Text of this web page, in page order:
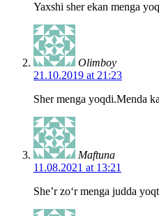
Yaxshi sher ekan menga
Olimboy
21.10.2019 at 21:23
Sher menga yoqdi.Menda
Maftuna
11.08.2021 at 13:21
She’r zo‘r menga judda